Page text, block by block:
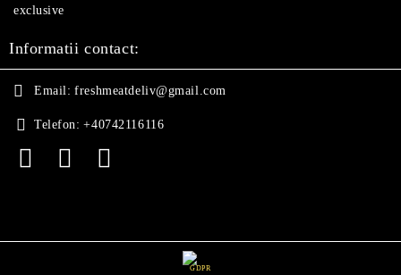
exclusive
Informatii contact:
Email: freshmeatdeliv@gmail.com
Telefon: +40742116116
GDPR